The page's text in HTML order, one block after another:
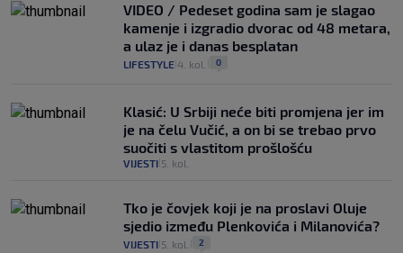
VIDEO / Pedeset godina sam je slagao
kamenje i izgradio dvorac od 48 metara,
a ulaz je i danas besplatan
LIFESTYLE 4. kol. 0
Klasić: U Srbiji neće biti promjena jer im
je na čelu Vučić, a on bi se trebao prvo
suočiti s vlastitom prošlošću
VIJESTI 5. kol.
Tko je čovjek koji je na proslavi Oluje
sjedio između Plenkovića i Milanovića?
VIJESTI 5. kol. 2